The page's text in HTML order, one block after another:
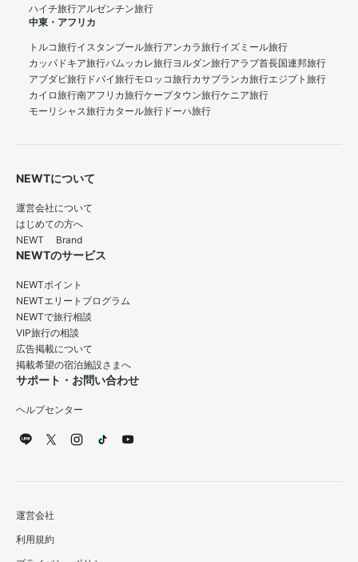
ハイチ旅行アルゼンチン旅行
中東・アフリカ
トルコ旅行イスタンブール旅行アンカラ旅行イズミール旅行
カッパドキア旅行パムッカレ旅行ヨルダン旅行アラブ首長国連邦旅行
アブダビ旅行 ドバイ旅行モロッコ旅行カサブランカ旅行エジプト旅行
カイロ旅行南アフリカ旅行ケープタウン旅行ケニア旅行
モーリシャス旅行カタール旅行 ドーハ旅行
NEWTについて
運営会社について
はじめての方へ
NEWT Brand
NEWTのサービス
NEWTポイント
NEWTエリートプログラム
NEWTで旅行相談
VIP旅行の相談
広告掲載について
掲載希望の宿泊施設さまへ
サポート・お問い合わせ
ヘルプセンター
運営会社
利用規約